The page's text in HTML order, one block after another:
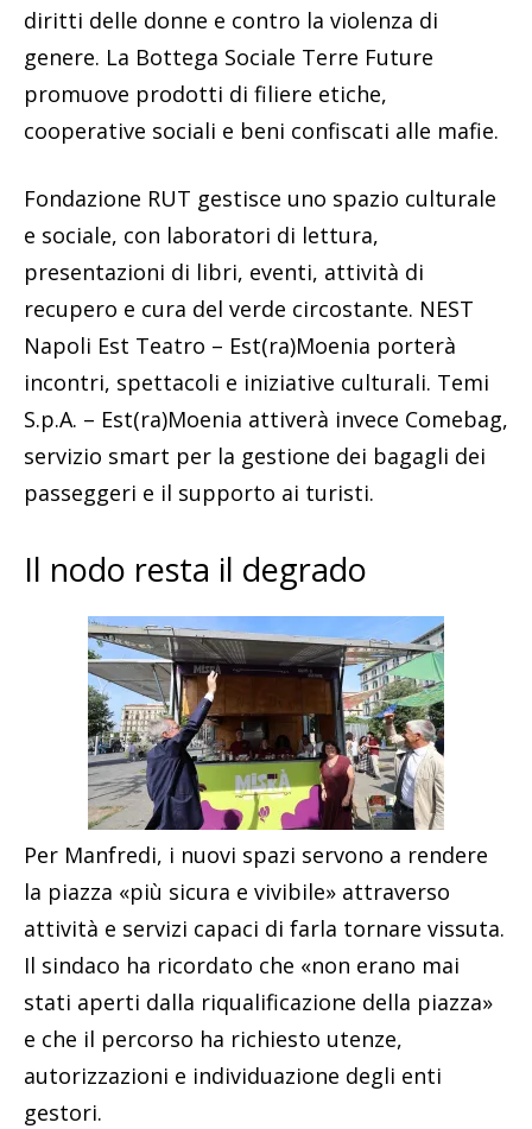
diritti delle donne e contro la violenza di
genere. La Bottega Sociale Terre Future
promuove prodotti di filiere etiche,
cooperative sociali e beni confiscati alle mafie.
Fondazione RUT gestisce uno spazio culturale
e sociale, con laboratori di lettura,
presentazioni di libri, eventi, attività di
recupero e cura del verde circostante. NEST
Napoli Est Teatro – Est(ra)Moenia porterà
incontri, spettacoli e iniziative culturali. Temi
S.p.A. – Est(ra)Moenia attiverà invece Comebag,
servizio smart per la gestione dei bagagli dei
passeggeri e il supporto ai turisti.
Il nodo resta il degrado
Per Manfredi, i nuovi spazi servono a rendere
la piazza «più sicura e vivibile» attraverso
attività e servizi capaci di farla tornare vissuta.
Il sindaco ha ricordato che «non erano mai
stati aperti dalla riqualificazione della piazza»
e che il percorso ha richiesto utenze,
autorizzazioni e individuazione degli enti
gestori.